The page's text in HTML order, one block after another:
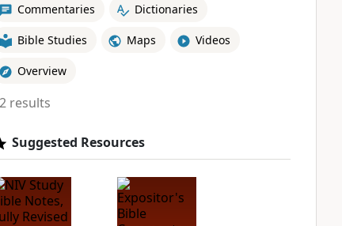
Commentaries Dictionaries
Bible Studies Maps Videos
Overview
results
Suggested Resources